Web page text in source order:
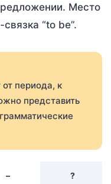
Место
“to be”.
от периода, к
представить
– ?